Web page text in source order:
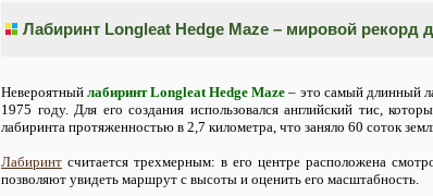
Лабиринт Longleat Hedge Maze – мировой рекорд
Невероятныйлабиринт Longleat Hedge Maze – это самый длинный
1975 году. Для его создания использовался английский тис,
лабиринта протяженностью в 2,7 километра, что заняло 60 соток
Лабиринт считается трехмерным: в его центре расположена
позволяют увидеть маршрут с высоты и оценить его масштабность.